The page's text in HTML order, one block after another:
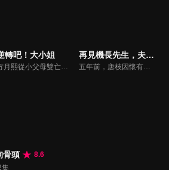
轉吧！大小姐
方月熙從小父母雙亡，和妹妹方雪在奶奶也是曼夏酒店集團的董事長唐瑛的照看下長大。掌管集團後，方月熙的性格越發囂張跋扈，對待包括妹妹方雪在內的一眾股東態度十分惡劣。乖巧懂事的方雪表面上看似對姐姐百般忍耐和理解，其實內心十分嫉妒方月熙，一心想取代方月熙，想要得到她擁有的一切。
再見機長先生，夫人已讀不回
五年前，唐枝因懷有裴延禮的孩子嫁入裴家，卻在這段婚姻裡受盡冷落。裴延禮心中只有初戀梁平霜，對唐枝與兒子小馳不聞不問。更殘酷的是，唐枝早已被確診胃癌晚期，醫生告知她僅剩一年生命，她最大的心願便是陪小馳過好最後一個五歲生日...
骨頭
8.6
集